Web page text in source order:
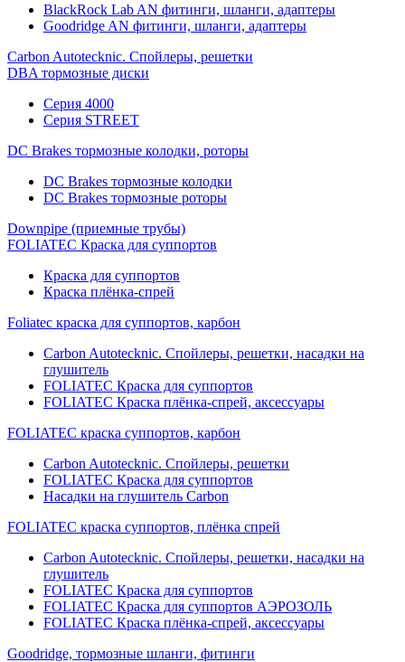
BlackRock Lab AN фитинги, шланги, адаптеры
Goodridge AN фитинги, шланги, адаптеры
Carbon Autotecknic. Спойлеры, решетки
DBA тормозные диски
Серия 4000
Серия STREET
DC Brakes тормозные колодки, роторы
DC Brakes тормозные колодки
DC Brakes тормозные роторы
Downpipe (приемные трубы)
FOLIATEC Краска для суппортов
Краска для суппортов
Краска плёнка-спрей
Foliatec краска для суппортов, карбон
Carbon Autotecknic. Спойлеры, решетки, насадки на
глушитель
FOLIATEC Краска для суппортов
FOLIATEC Краска плёнка-спрей, аксессуары
FOLIATEC краска суппортов, карбон
Carbon Autotecknic. Спойлеры, решетки
FOLIATEC Краска для суппортов
Насадки на глушитель Carbon
FOLIATEC краска суппортов, плёнка спрей
Carbon Autotecknic. Спойлеры, решетки, насадки на
глушитель
FOLIATEC Краска для суппортов
FOLIATEC Краска для суппортов АЭРОЗОЛЬ
FOLIATEC Краска плёнка-спрей, аксессуары
Goodridge, тормозные шланги, фитинги